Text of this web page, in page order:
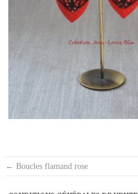
Post
← Boucles flamand rose